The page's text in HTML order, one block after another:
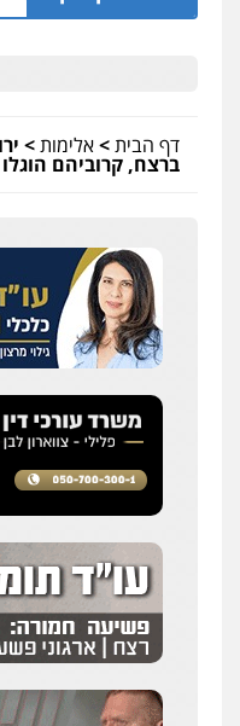
דף הבית>אלימות>
ברצח, קרוביהם